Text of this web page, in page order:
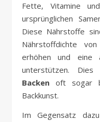
Fette, Vitamine
ursprünglichen
Diese Nährstoffe
Nährstoffdichte
erhöhen und eine
unterstützen.
Backen oft sogar
Backkunst.
Im Gegensatz